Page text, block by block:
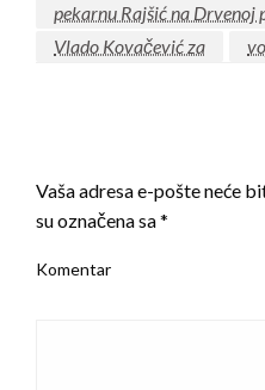
pekarnu Rajšić na Drvenoj
Vlado Kovačević za
Vaša adresa e-pošte neće
su označena sa*
Komentar